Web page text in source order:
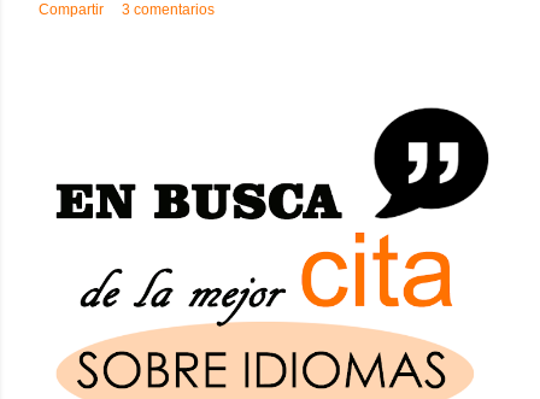
Compartir 3 comentarios